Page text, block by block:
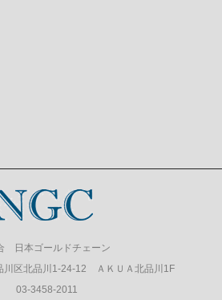
日本ゴールドチェーン
川区北品川1-24-12 ＡＫＵＡ北品川1F
03-3458-2011